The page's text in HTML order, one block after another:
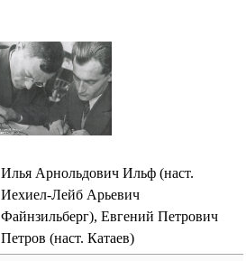
Илья Арнольдович Ильф (наст.
Иехиел-Лейб Арьевич
Файнзильберг), Евгений Петрович
Петров (наст. Катаев)